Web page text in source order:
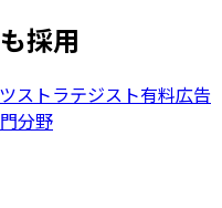
採用
ストラテジスト有料広告
分野